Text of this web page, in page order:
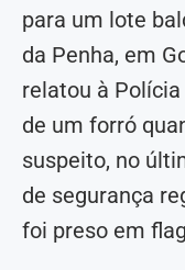
para um lote
da Penha, em
relatou à
de um forró
suspeito, no
de segurança
foi preso em